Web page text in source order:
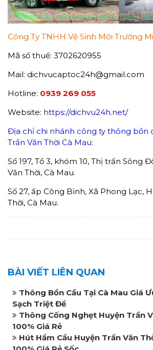
Công Ty TNHH Vệ Sinh Môi Trường
Mã số thuế: 3702620955
Mail: dichvucaptoc24h@gmail.com
Hotline: 0939 269 055
Website: https://dichvu24h.net/
Địa chỉ chi nhánh công ty thông bồn
Trần Văn Thời Cà Mau:
Số 197, Tổ 3, khóm 10, Thị trấn Sông
Văn Thời, Cà Mau.
Số 27, ấp Công Bình, Xã Phong Lạc,
Thời, Cà Mau.
BÀI VIẾT LIÊN QUAN
Thông Bồn Cầu Tại Cà Mau Giá
Sạch Triệt Để
Thông Cống Nghẹt Huyện Trần
100% Giá Rẻ
Hút Hầm Cầu Huyện Trần Văn